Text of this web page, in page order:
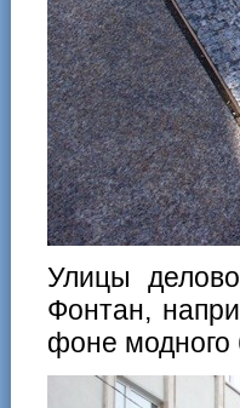
Улицы
Фонтан,
фоне модного